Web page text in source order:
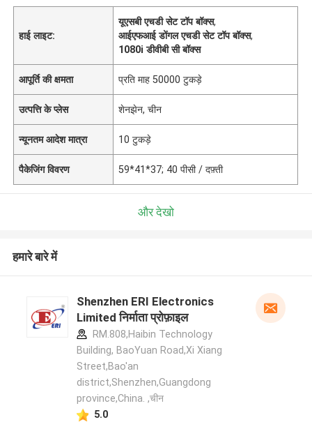
हाई लाइट:
यूएसबी एचडी सेट टॉप बॉक्स,
आईएफआई डोंगल एचडी सेट टॉप बॉक्स,
1080i डीवीबी सी बॉक्स
आपूर्ति की क्षमता प्रति माह 50000 टुकड़े
उत्पत्ति के प्लेस शेनझेन, चीन
न्यूनतम आदेश मात्रा 10 टुकड़े
पैकेजिंग विवरण 59*41*37; 40 पीसी / दफ़्ती
और देखो
हमारे बारे में
Shenzhen ERI Electronics
Limited निर्माता प्रोफ़ाइल
RM.808,Haibin Technology
Building, BaoYuan Road,Xi Xiang
Street,Bao'an
district,Shenzhen,Guangdong
province,China. ,चीन
5.0